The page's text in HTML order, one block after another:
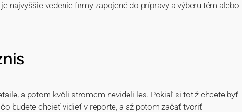
najvyššie vedenie firmy zapojené do prípravy a výberu tém alebo
a potom kvôli stromom nevideli les. Pokiaľ si totiž chcete byť
budete chcieť vidieť v reporte, a až potom začať tvoriť